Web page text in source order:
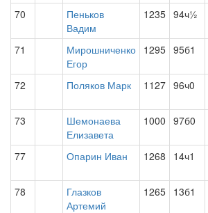
70
Пеньков
Вадим
1235 94ч½
71
Мирошниченко
Егор
1295 95б1
72 Поляков Марк 1127 96ч0
73
Шемонаева
Елизавета
1000 97б0
77 Опарин Иван 1268 14ч1
78
Глазков
Артемий
1265 13б1